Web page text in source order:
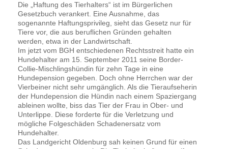
Die „Haftung des Tierhalters“ ist im Bürgerlichen
Gesetzbuch verankert. Eine Ausnahme, das
sogenannte Haftungsprivileg, sieht das Gesetz nur für
Tiere vor, die aus beruflichen Gründen gehalten
werden, etwa in der Landwirtschaft.
Im jetzt vom BGH entschiedenen Rechtsstreit hatte ein
Hundehalter am 15. September 2011 seine Border-
Collie-Mischlingshündin für zehn Tage in eine
Hundepension gegeben. Doch ohne Herrchen war der
Vierbeiner nicht sehr umgänglich. Als die Tieraufseherin
der Hundepension die Hündin nach einem Spaziergang
ableinen wollte, biss das Tier der Frau in Ober- und
Unterlippe. Diese forderte für die Verletzung und
mögliche Folgeschäden Schadenersatz vom
Hundehalter.
Das Landgericht Oldenburg sah keinen Grund für einen